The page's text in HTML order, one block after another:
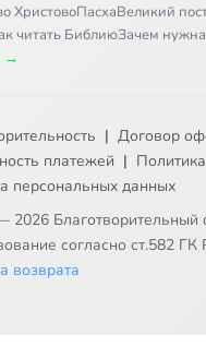
ХристовоПасхаВеликий
читать БиблиюЗачем
→
| Договор
платежей |
персональных данных
2026
согласно ст.582
возврата